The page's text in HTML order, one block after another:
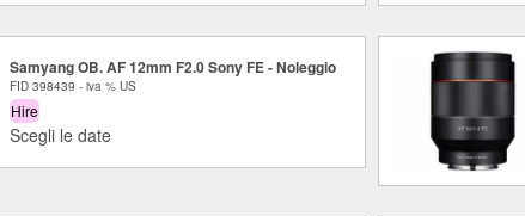
Samyang OB. AF 12mm F2.0 Sony FE - Noleggio
FID 398439 - iva % US
Hire
Scegli le date